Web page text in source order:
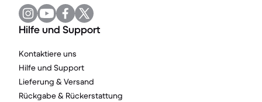
Hilfe und Support
Kontaktiere uns
Hilfe und Support
Lieferung & Versand
Rückgabe & Rückerstattung